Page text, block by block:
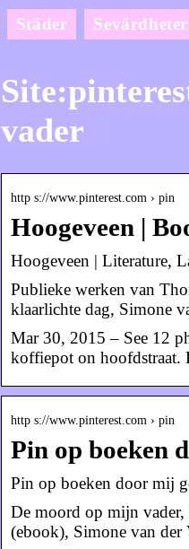
Städer Sevärdheter
vader
http s://www.pinterest.com › pin
Hoogeveen |
Hoogeveen | Literature,
Publieke werken van
klaarlichte dag, Simone
Mar 30, 2015 – See 12
koffiepot on
http s://www.pinterest.com › pin
Pin op boeken
Pin op boeken door mij
De moord op mijn
(ebook), Simone van